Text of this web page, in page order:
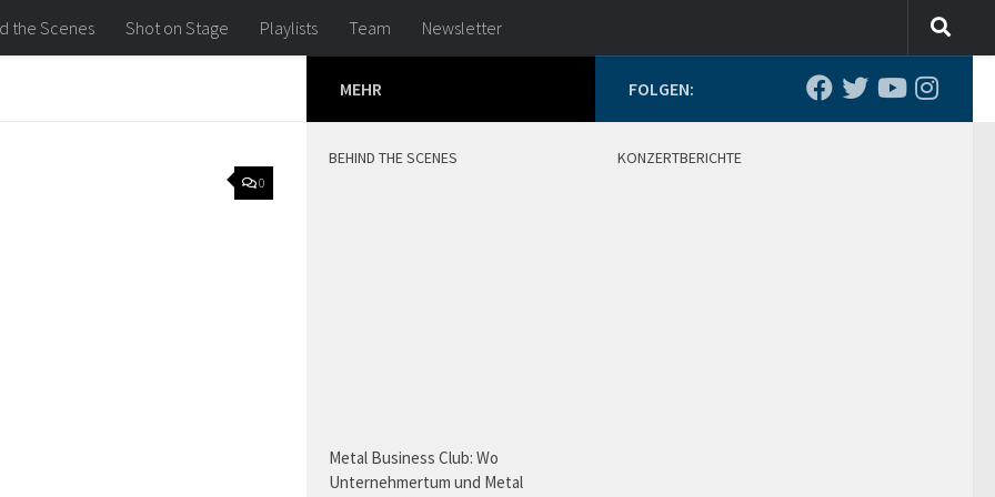
the Scenes Shot on Stage Playlists Team Newsletter
0
FOLGEN:
KONZERTBERICHTE
MEHR
BEHIND THE SCENES
Metal Business Club: Wo
Unternehmertum und Metal